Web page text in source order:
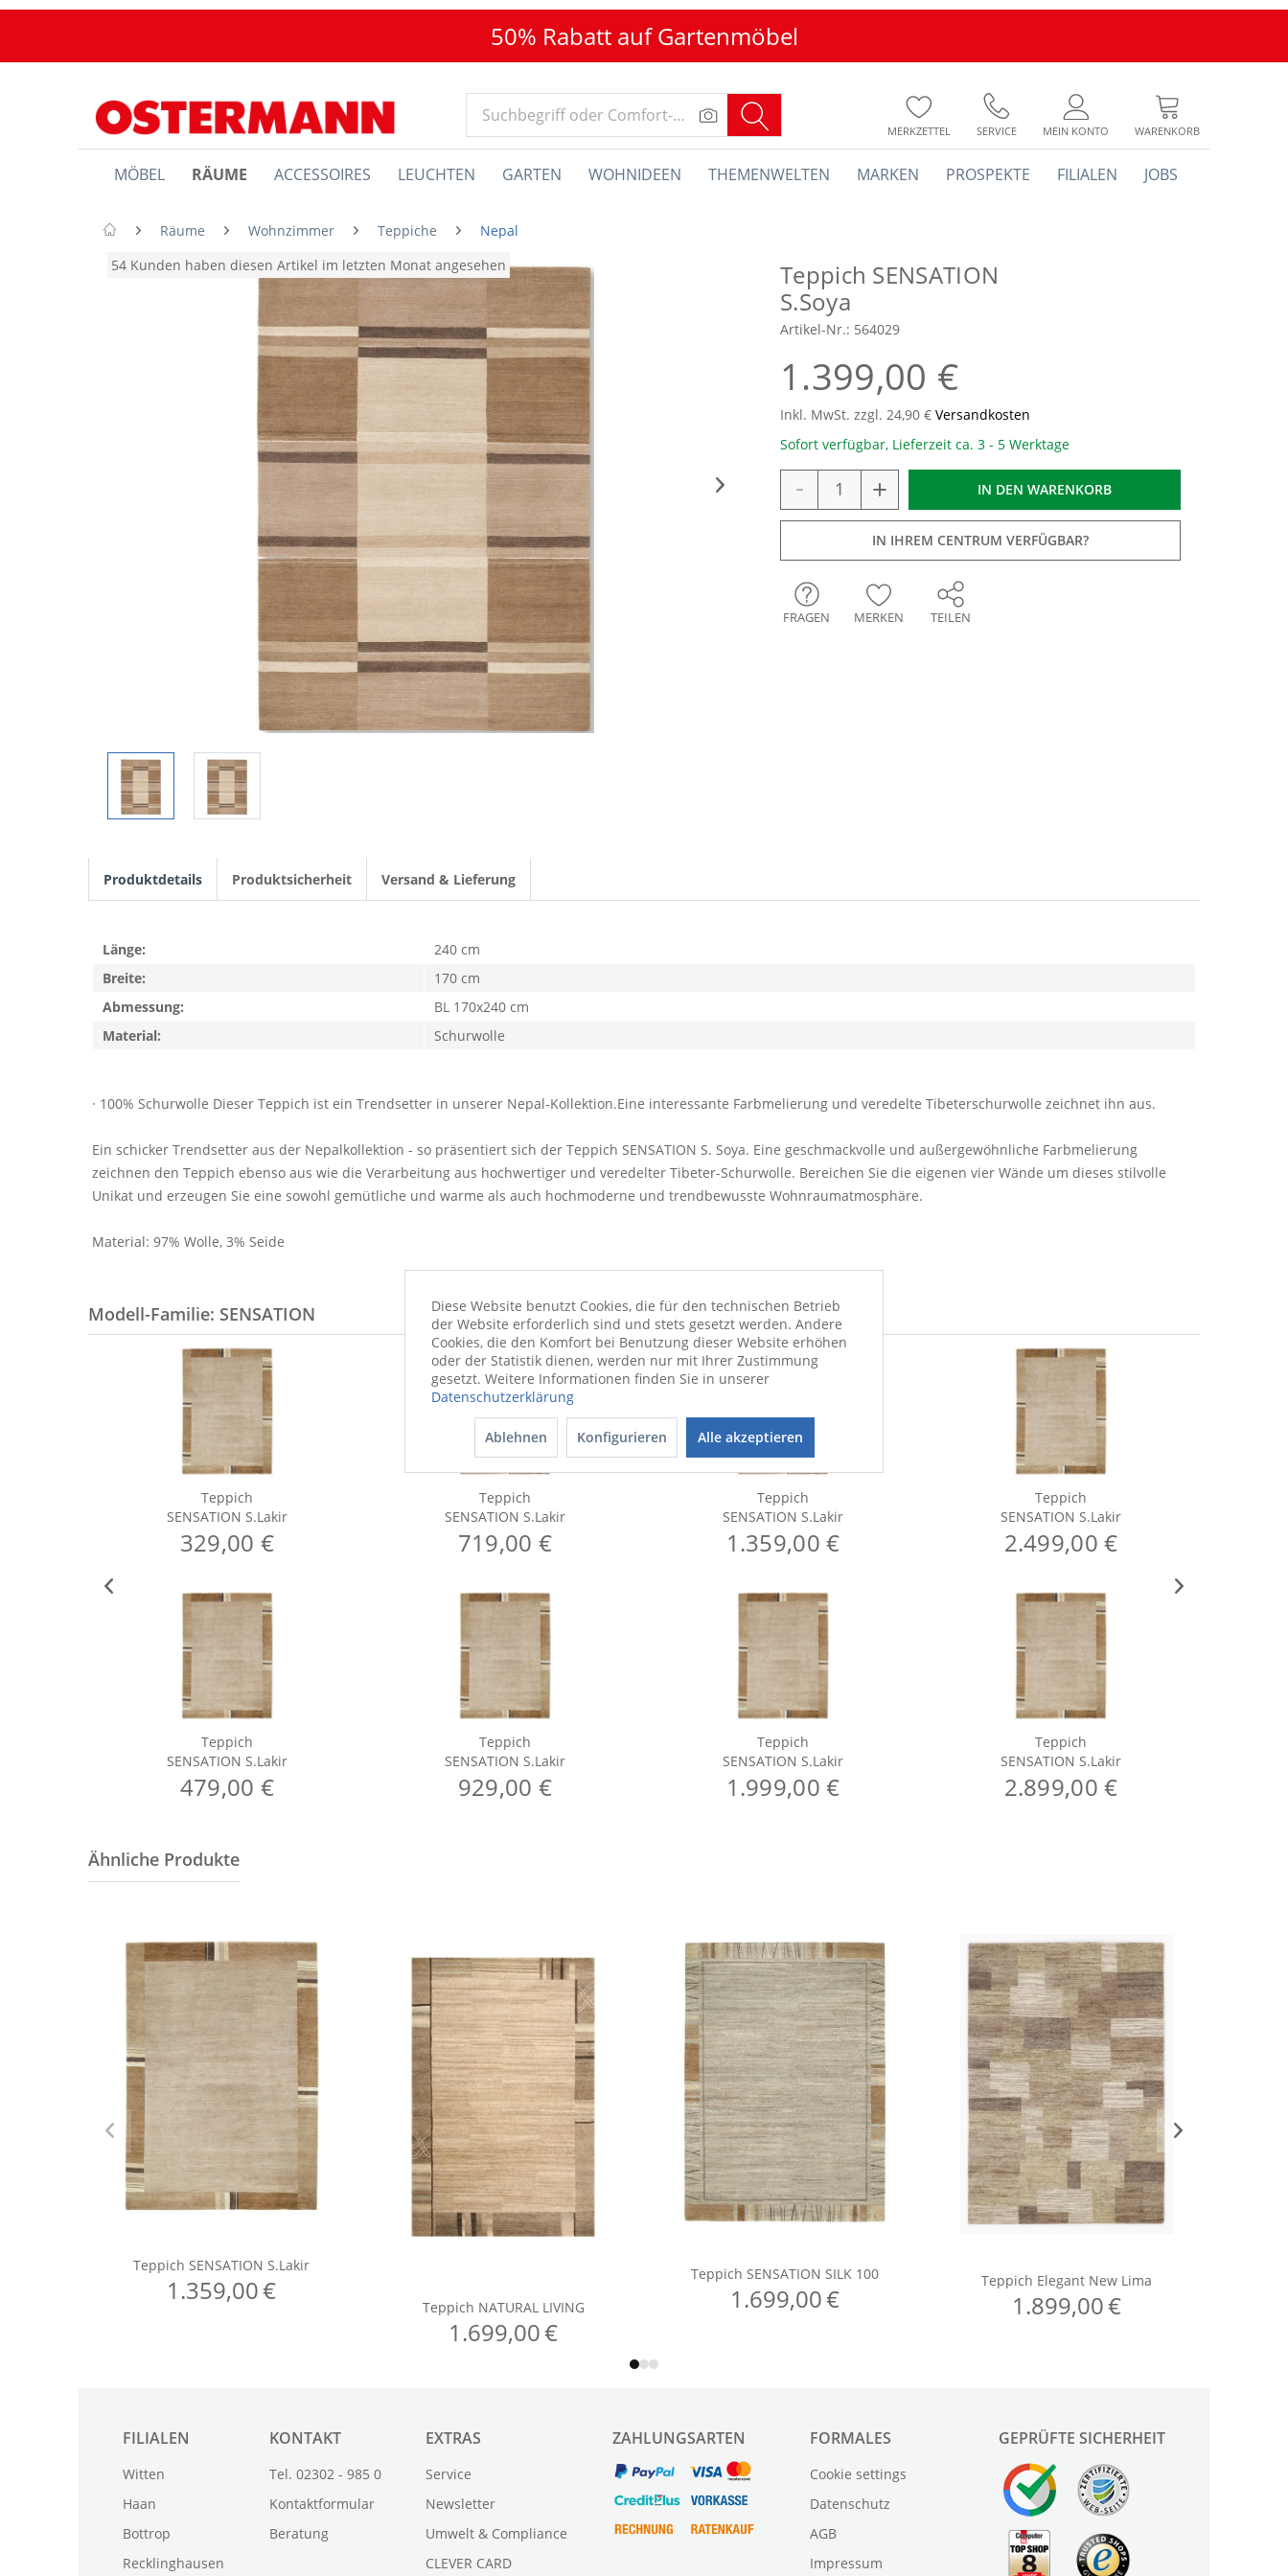
50% Rabatt auf Gartenmöbel
MERKZETTEL SERVICE MEIN KONTO WARENKORB
MÖBEL RÄUME ACCESSOIRES LEUCHTEN GARTEN WOHNIDEEN THEMENWELTEN MARKEN PROSPEKTE FILIALEN JOBS
Räume Wohnzimmer Teppiche
Nepal
54 Kunden haben diesen Artikel im letzten Monat angesehen
Teppich SENSATION
S.Soya
Artikel-Nr.: 564029
1.399,00 €
Inkl. MwSt. zzgl. 24,90 € Versandkosten
Sofort verfügbar, Lieferzeit ca. 3 - 5 Werktage
- + IN DEN WARENKORB
IN IHREM CENTRUM VERFÜGBAR?
FRAGEN MERKEN TEILEN
Produktdetails Produktsicherheit Versand & Lieferung
· 100% Schurwolle Dieser Teppich ist ein Trendsetter in unserer Nepal-Kollektion.Eine interessante Farbmelierung und veredelte Tibeterschurwolle zeichnet ihn aus.
Ein schicker Trendsetter aus der Nepalkollektion - so präsentiert sich der Teppich SENSATION S. Soya. Eine geschmackvolle und außergewöhnliche Farbmelierung
zeichnen den Teppich ebenso aus wie die Verarbeitung aus hochwertiger und veredelter Tibeter-Schurwolle. Bereichen Sie die eigenen vier Wände um dieses stilvolle
Unikat und erzeugen Sie eine sowohl gemütliche und warme als auch hochmoderne und trendbewusste Wohnraumatmosphäre.
Material: 97% Wolle, 3% Seide
Länge:
240 cm
Breite:
170 cm
Abmessung:
BL 170x240 cm
Material:
Schurwolle
Modell-Familie: SENSATION
Teppich
SENSATION S.Lakir
329,00 €
Teppich
SENSATION S.Lakir
479,00 €
Teppich
SENSATION S.Lakir
719,00 €
Teppich
SENSATION S.Lakir
929,00 €
Teppich
SENSATION S.Lakir
1.359,00 €
Teppich
SENSATION S.Lakir
1.999,00 €
Teppich
SENSATION S.Lakir
2.499,00 €
Teppich
SENSATION S.Lakir
2.899,00 €
FILIALEN
Witten
Haan
Bottrop
Recklinghausen
KONTAKT
Tel. 02302 - 985 0
Kontaktformular
Beratung
EXTRAS
Service
Newsletter
Umwelt & Compliance
CLEVER CARD
ZAHLUNGSARTEN FORMALES
Cookie settings
Datenschutz
AGB
Impressum
GEPRÜFTE SICHERHEIT
Diese Website benutzt Cookies, die für den technischen Betrieb
der Website erforderlich sind und stets gesetzt werden. Andere
Cookies, die den Komfort bei Benutzung dieser Website erhöhen
oder der Statistik dienen, werden nur mit Ihrer Zustimmung
gesetzt. Weitere Informationen finden Sie in unserer
Datenschutzerklärung
Ablehnen Konfigurieren Alle akzeptieren